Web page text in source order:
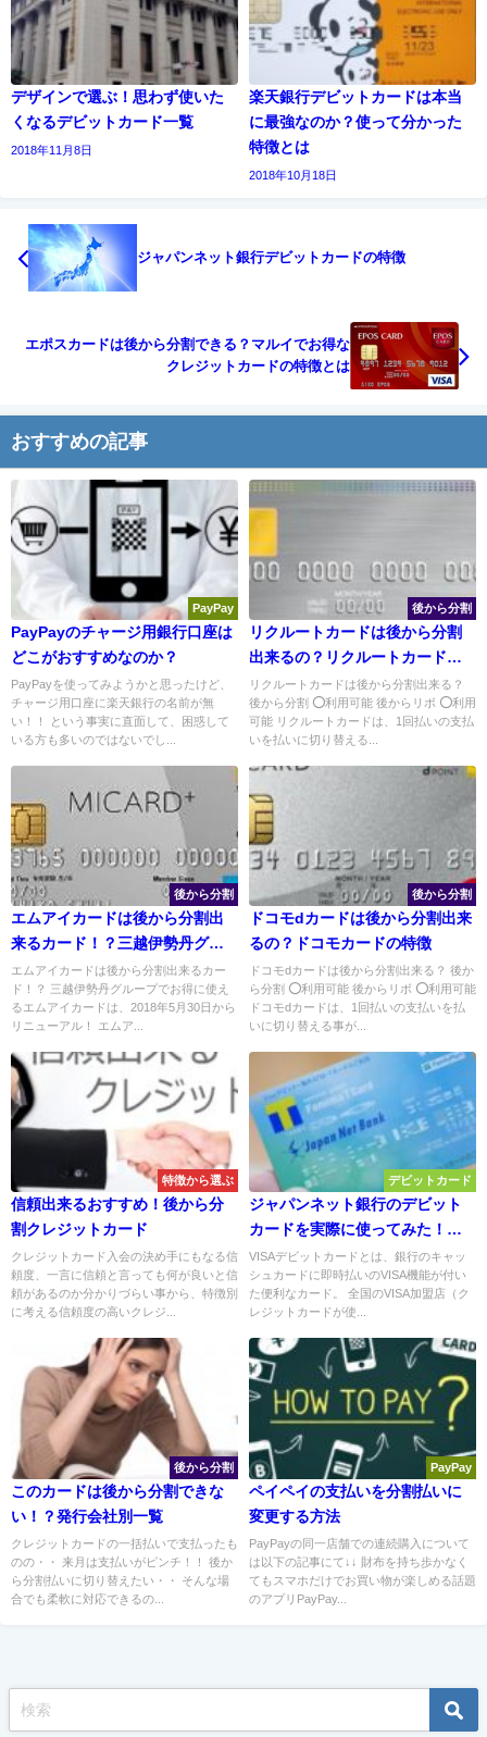
デザインで選ぶ！思わず使いた
くなるデビットカード一覧
2018年11月8日
楽天銀行デビットカードは本当
に最強なのか？使って分かった
特徴とは
2018年10月18日
ジャパンネット銀行デビットカードの特徴
エポスカードは後から分割できる？マルイでお得な
クレジットカードの特徴とは
おすすめの記事
PayPay
PayPayのチャージ用銀行口座は
どこがおすすめなのか？
PayPayを使ってみようかと思ったけど、
チャージ用口座に楽天銀行の名前が無
い！！ という事実に直面して、困惑して
いる方も多いのではないでし...
後から分割
リクルートカードは後から分割
出来るの？リクルートカードの
特徴
リクルートカードは後から分割出来る？
後から分割 ⭕利用可能 後からリボ ⭕利用
可能 リクルートカードは、1回払いの支払
いを払いに切り替える...
後から分割
エムアイカードは後から分割出
来るカード！？三越伊勢丹グル
ープでお得なクレジットカード
の特徴とは
エムアイカードは後から分割出来るカー
ド！？ 三越伊勢丹グループでお得に使え
るエムアイカードは、2018年5月30日から
リニューアル！ エムア...
後から分割
ドコモdカードは後から分割出来
るの？ドコモカードの特徴
ドコモdカードは後から分割出来る？ 後か
ら分割 ⭕利用可能 後からリボ ⭕利用可能
ドコモdカードは、1回払いの支払いを払
いに切り替える事が...
特徴から選ぶ
信頼出来るおすすめ！後から分
割クレジットカード
クレジットカード入会の決め手にもなる信
頼度、一言に信頼と言っても何が良いと信
頼があるのか分かりづらい事から、特徴別
に考える信頼度の高いクレジ...
デビットカード
ジャパンネット銀行のデビット
カードを実際に使ってみた！使
い勝手の良さにビックリ！
VISAデビットカードとは、銀行のキャッ
シュカードに即時払いのVISA機能が付い
た便利なカード。 全国のVISA加盟店（ク
レジットカードが使...
後から分割
このカードは後から分割できな
い！？発行会社別一覧
クレジットカードの一括払いで支払ったも
のの・・ 来月は支払いがピンチ！！ 後か
ら分割払いに切り替えたい・・ そんな場
合でも柔軟に対応できるの...
PayPay
ペイペイの支払いを分割払いに
変更する方法
PayPayの同一店舗での連続購入について
は以下の記事にて↓↓ 財布を持ち歩かなく
てもスマホだけでお買い物が楽しめる話題
のアプリPayPay...